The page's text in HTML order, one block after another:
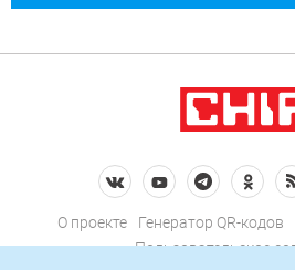
О проекте Генератор QR-кодов
Пользовательское